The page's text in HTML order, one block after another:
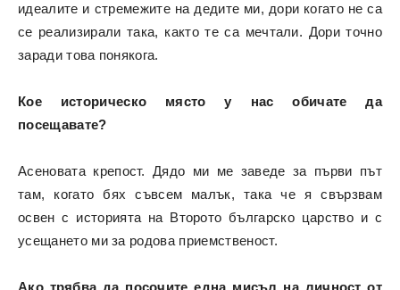
идеалите и стремежите на дедите ми, дори когато не са
се реализирали така, както те са мечтали. Дори точно
заради това понякога.
Кое историческо място у нас обичате да
посещавате?
Асеновата крепост. Дядо ми ме заведе за първи път
там, когато бях съвсем малък, така че я свързвам
освен с историята на Второто българско царство и с
усещането ми за родова приемственост.